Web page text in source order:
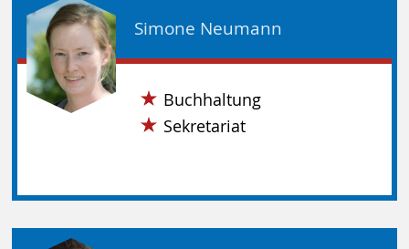
Simone Neumann
Buchhaltung
Sekretariat